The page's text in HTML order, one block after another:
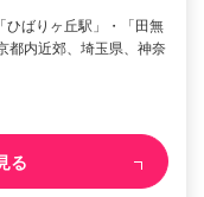
ひばりヶ丘駅」・「田無
都内近郊、埼玉県、神奈
る